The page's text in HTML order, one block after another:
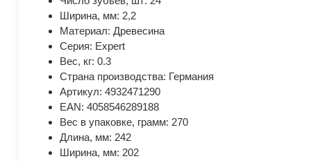
Ширина, мм: 2,2
Материал: Древесина
Серия: Expert
Вес, кг: 0.3
Страна производства: Германия
Артикул: 4932471290
EAN: 4058546289188
Вес в упаковке, грамм: 270
Длина, мм: 242
Ширина, мм: 202